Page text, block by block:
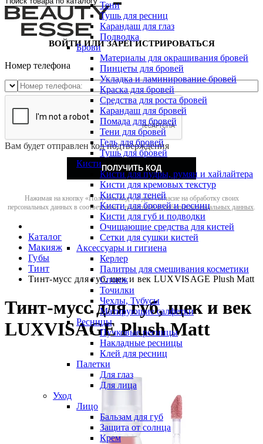
Тени
Тушь для ресниц
Карандаш для глаз
Подводка
Брови
Материалы для окрашивания бровей
Пинцеты для бровей
Укладка и ламинирование бровей
Краска для бровей
Средства для роста бровей
Карандаш для бровей
Помада для бровей
Тени для бровей
Гель для бровей
Тушь для бровей
Кисти
Кисти для пудры, румян и хайлайтера
Кисти для кремовых текстур
Кисти для теней
Кисти для бровей и ресниц
Кисти для губ и подводки
Очищающие средства для кистей
Сетки для сушки кистей
Аксессуары и гигиена
Керлер
Палитры для смешивания косметики
Спонж
Точилки
Чехлы, Тубусы
Матирующие салфетки
Ресницы
Пучковые ресницы
Накладные ресницы
Клей для ресниц
Палетки
Для глаз
Для лица
Уход
Лицо
Бальзам для губ
Защита от солнца
Крем
ВОЙТИ ИЛИ ЗАРЕГИСТРИРОВАТЬСЯ
Номер телефона
Вам будет отправлен код подтверждения
ПОЛУЧИТЬ КОД
Нажимая на кнопку «Получить код», я даю согласие на обработку своих
персональных данных в соответствии сполитикой обработки персональных данных.
Каталог
Макияж
Губы
Тинт
Тинт-мусс для губ, щек и век LUXVISAGE Plush Matt
Тинт-мусс для губ, щек и век
LUXVISAGE Plush Matt